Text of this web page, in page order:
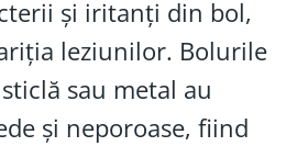
și iritanți din bol,
leziunilor. Bolurile
sau metal au
și neporoase, fiind